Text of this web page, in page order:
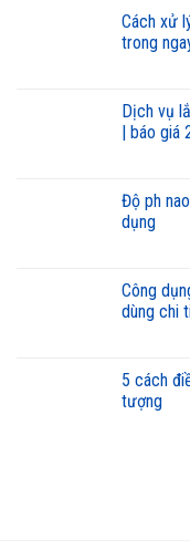
cách xử lý nước hồ bơi bị đục đơn giản – nước
trong
dịch vụ lắp đặt sửa chữa đèn hồ bơi chuyên nghiệp
| báo giá
độ ph naoh là bao nhiêu? công thức tính và ứng
dụng
công dụng của naoh trong xử lý nước thải và cách
dùng chi
5 cách điều chế naoh kèm phương trình & hiện
tượng